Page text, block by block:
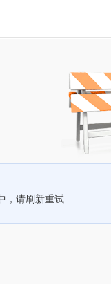
，请刷新重试